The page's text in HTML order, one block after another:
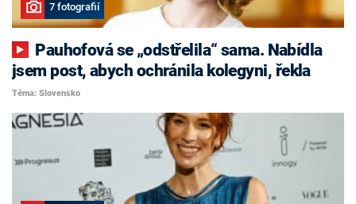
7 fotografií
jsem post, abych ochránila kolegyni, řekla
Téma: Slovensko